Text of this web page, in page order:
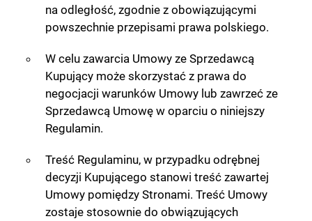
na odległość, zgodnie z obowiązującymi
powszechnie przepisami prawa polskiego.
W celu zawarcia Umowy ze Sprzedawcą
Kupujący może skorzystać z prawa do
negocjacji warunków Umowy lub zawrzeć ze
Sprzedawcą Umowę w oparciu o niniejszy
Regulamin.
Treść Regulaminu, w przypadku odrębnej
decyzji Kupującego stanowi treść zawartej
Umowy pomiędzy Stronami. Treść Umowy
zostaje stosownie do obwiązujących